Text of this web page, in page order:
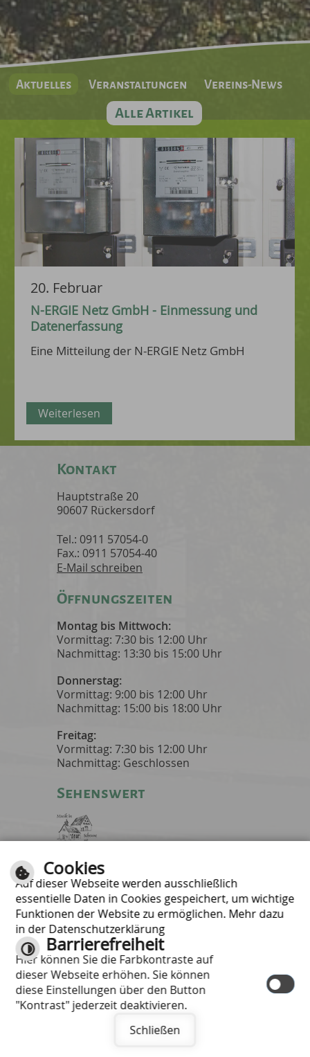
Aktuelles Veranstaltungen Vereins-News
Alle Artikel
N-ERGIE Netz GmbH - Einmessung und
Datenerfassung
20. Februar
Eine Mitteilung der N-ERGIE Netz GmbH
Weiterlesen
Kontakt
Hauptstraße 20
90607 Rückersdorf
Tel.: 0911 57054-0
Fax.: 0911 57054-40
E-Mail schreiben
Öffnungszeiten
Montag bis Mittwoch:
Vormittag: 7:30 bis 12:00 Uhr
Nachmittag: 13:30 bis 15:00 Uhr
Donnerstag:
Vormittag: 9:00 bis 12:00 Uhr
Nachmittag: 15:00 bis 18:00 Uhr
Freitag:
Vormittag: 7:30 bis 12:00 Uhr
Nachmittag: Geschlossen
Sehenswert
Musik in Scheune
und Kapelle
Informativ
Hilfe
Inhalt
Impressum
Datenschutzerklärung
Barrierefreiheit
Kontrast
Cookies
Auf dieser Webseite werden ausschließlich
essentielle Daten in Cookies gespeichert, um wichtige
Funktionen der Website zu ermöglichen. Mehr dazu
in der Datenschutzerklärung
Barrierefreiheit
Hier können Sie die Farbkontraste auf
dieser Webseite erhöhen. Sie können
diese Einstellungen über den Button
"Kontrast" jederzeit deaktivieren.
Schließen